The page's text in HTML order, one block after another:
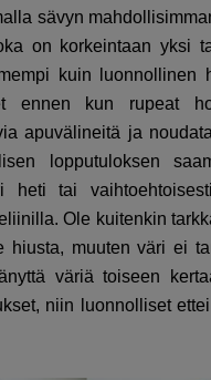
sävyn
on korkeintaan yksi
kuin luonnollinen
ennen kun rupeat
apuvälineitä ja
lopputuloksen
heti tai
Ole kuitenkin
hiusta, muuten väri ei
väriä toiseen
niin luonnolliset